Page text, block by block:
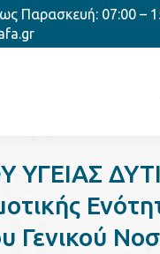
Παρασκευή: 07:00 –
Γενικού